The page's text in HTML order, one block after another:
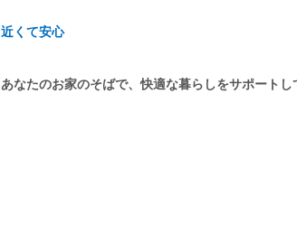
近くて安心
あなたのお家のそばで、快適な暮らしをサポートし